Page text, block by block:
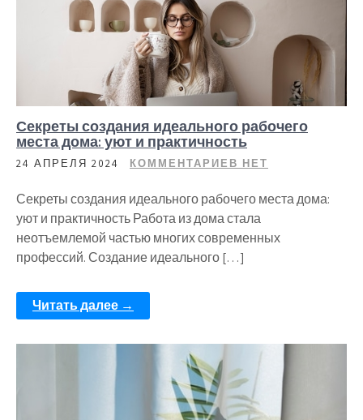
Секреты создания идеального рабочего
места дома: уют и практичность
24 АПРЕЛЯ 2024 КОММЕНТАРИЕВ НЕТ
Секреты создания идеального рабочего места дома:
уют и практичность Работа из дома стала
неотъемлемой частью многих современных
профессий. Создание идеального […]
Читать далее →